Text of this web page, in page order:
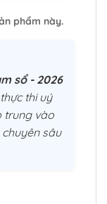
phẩm này.
sổ - 2026
thi uý
trung vào
sâu